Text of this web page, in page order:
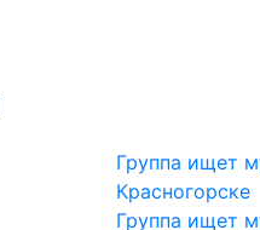
Группа ищет
Красногорске
Группа ищет